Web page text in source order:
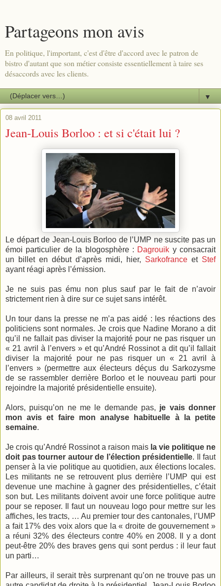
Partageons mon avis
En politique, l'important, c'est d'être d'accord avec le patron de
bistro d'autant que son métier consiste essentiellement à taire ses
désaccords avec les clients.
▼
08 avril 2011
Jean-Louis Borloo : et si c'était lui ?
Le départ de Jean-Louis Borloo de l’UMP ne suscite pas un
émoi particulier de la blogosphère : Dagrouik y consacrait
un billet en début d’après midi, hier, Sarkofrance et Stef
ayant réagi après l’émission.
Je ne suis pas ému non plus sauf par le fait de n’avoir
strictement rien à dire sur ce sujet sans intérêt.
Un tour dans la presse ne m’a pas aidé : les réactions des
politiciens sont normales. Je crois que Nadine Morano a dit
qu’il ne fallait pas diviser la majorité pour ne pas risquer un
« 21 avril à l’envers » et qu’André Rossinot a dit qu’il fallait
diviser la majorité pour ne pas risquer un « 21 avril à
l’envers » (permettre aux électeurs déçus du Sarkozysme
de se rassembler derrière Borloo et le nouveau parti pour
rejoindre la majorité présidentielle ensuite).
Alors, puisqu’on ne me le demande pas, je vais donner
mon avis et faire mon analyse habituelle à la petite
semaine.
Je crois qu’André Rossinot a raison mais la vie politique ne
doit pas tourner autour de l’élection présidentielle. Il faut
penser à la vie politique au quotidien, aux élections locales.
Les militants ne se retrouvent plus derrière l’UMP qui est
devenue une machine à gagner des présidentielles, c’était
son but. Les militants doivent avoir une force politique autre
pour se reposer. Il faut un nouveau logo pour mettre sur les
affiches, les tracts, … Au premier tour des cantonales, l’UMP
a fait 17% des voix alors que la « droite de gouvernement »
a réuni 32% des électeurs contre 40% en 2008. Il y a dont
peut-être 20% des braves gens qui sont perdus : il leur faut
un parti…
Par ailleurs, il serait très surprenant qu’on ne trouve pas un